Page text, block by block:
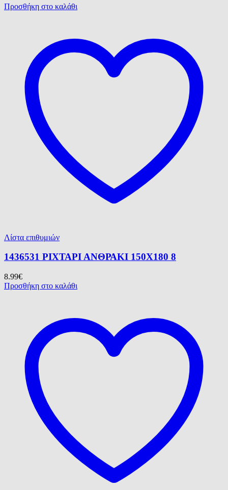
Προσθήκη στο καλάθι
Λίστα επιθυμιών
1436531 ΡΙΧΤΑΡΙ ΑΝΘΡΑΚΙ 150Χ180 8
8.99€
Προσθήκη στο καλάθι